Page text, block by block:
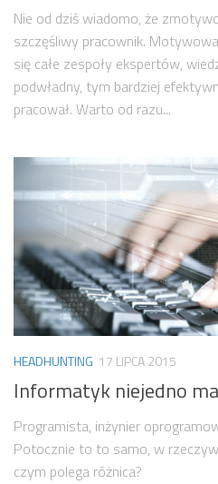
Nie od dziś wiadomo, że
szczęśliwy pracownik.
się całe zespoły ekspertów,
podwładny, tym bardziej
pracował. Warto od razu...
HEADHUNTING 17 LIPCA 2015
Informatyk niejedno
Programista, inżynier
Potocznie to to samo, w
czym polega różnica?